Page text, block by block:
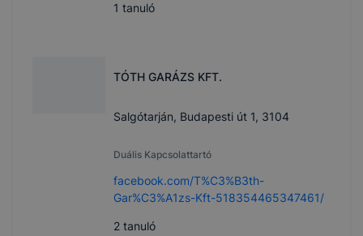
1 tanuló
TÓTH GARÁZS KFT.
Salgótarján, Budapesti út 1, 3104
Duális Kapcsolattartó
facebook.com/T%C3%B3th-
Gar%C3%A1zs-Kft-518354465347461/
2tanuló